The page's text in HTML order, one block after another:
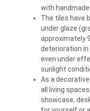
Teslim süresi
olan ürün aynı
olmayan ürün
Tabaklarımız
ve renk
Package
a diameter of
Our tile plates
works that
with handmade